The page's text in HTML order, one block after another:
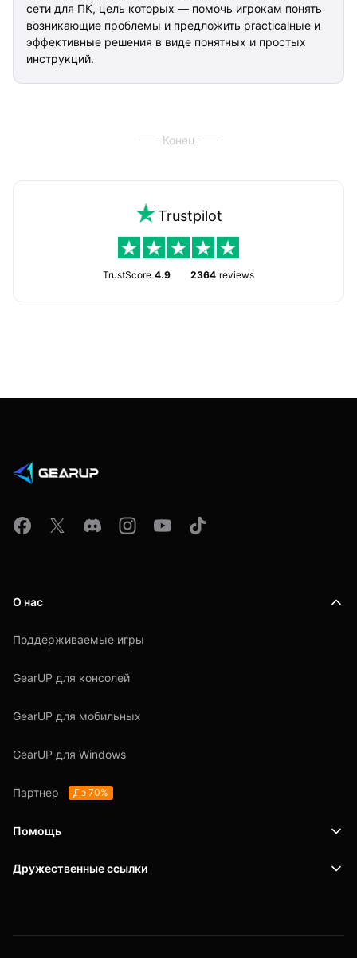
сети для ПК, цель которых — помочь игрокам понять
возникающие проблемы и предложить practicalные и
эффективные решения в виде понятных и простых
инструкций.
Конец
Trustpilot
TrustScore 4.9 2364 reviews
О нас
Поддерживаемые игры
GearUP для консолей
GearUP для мобильных
GearUP для Windows
Партнер До 70%
Помощь
Поддержка
Дружественные ссылки